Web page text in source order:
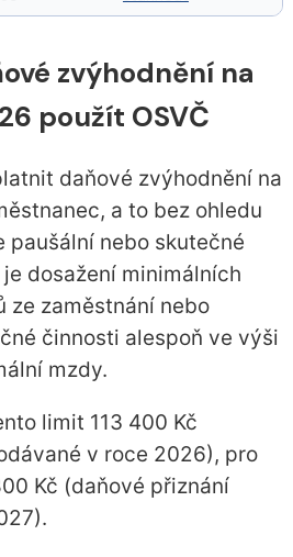
zvýhodnění na
použít OSVČ
daňové zvýhodnění na
a to bez ohledu
paušální nebo skutečné
dosažení minimálních
ze zaměstnání nebo
činnosti alespoň ve výši
mzdy.
limit 113 400 Kč
v roce 2026), pro
Kč (daňové přiznání